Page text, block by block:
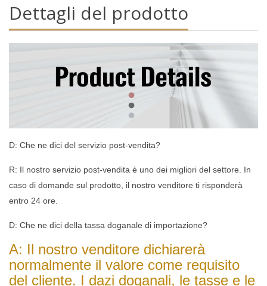
Dettagli del prodotto
D: Che ne dici del servizio post-vendita?
R: Il nostro servizio post-vendita è uno dei migliori del settore. In
caso di domande sul prodotto, il nostro venditore ti risponderà
entro 24 ore.
D: Che ne dici della tassa doganale di importazione?
A: Il nostro venditore dichiarerà
normalmente il valore come requisito
del cliente. I dazi doganali, le tasse e le